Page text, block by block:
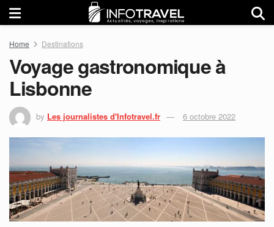
Home Destinations
Voyage gastronomique à
Lisbonne
by Les journalistes d'Infotravel.fr 6 octobre 2022